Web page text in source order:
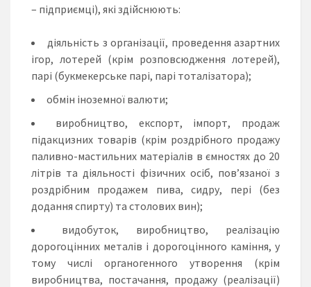
– підприємці), які здійснюють:
діяльність з організації, проведення азартних
ігор, лотерей (крім розповсюдження лотерей),
парі (букмекерське парі, парі тоталізатора);
обмін іноземної валюти;
виробництво, експорт, імпорт, продаж
підакцизних товарів (крім роздрібного продажу
паливно-мастильних матеріалів в ємностях до 20
літрів та діяльності фізичних осіб, пов’язаної з
роздрібним продажем пива, сидру, пері (без
додання спирту) та столових вин);
видобуток, виробництво, реалізацію
дорогоцінних металів і дорогоцінного каміння, у
тому числі органогенного утворення (крім
виробництва, постачання, продажу (реалізації)